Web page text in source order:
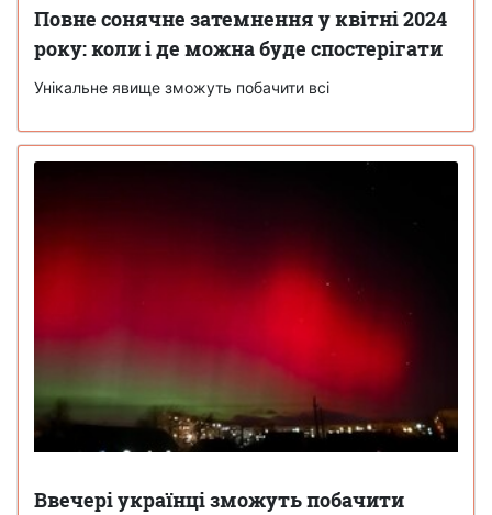
Повне сонячне затемнення у квітні 2024
року: коли і де можна буде спостерігати
Унікальне явище зможуть побачити всі
Ввечері українці зможуть побачити